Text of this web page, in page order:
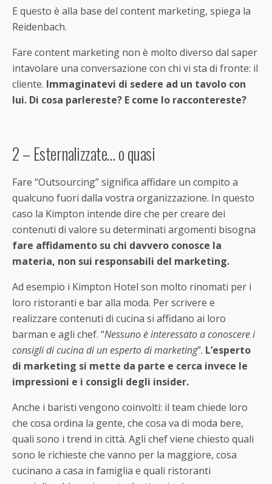
E questo è alla base del content marketing, spiega la
Reidenbach.
Fare content marketing non è molto diverso dal saper
intavolare una conversazione con chi vi sta di fronte: il
cliente. Immaginatevi di sedere ad un tavolo con
lui. Di cosa parlereste? E come lo raccontereste?
2 – Esternalizzate… o quasi
Fare “Outsourcing” significa affidare un compito a
qualcuno fuori dalla vostra organizzazione. In questo
caso la Kimpton intende dire che per creare dei
contenuti di valore su determinati argomenti bisogna
fare affidamento su chi davvero conosce la
materia, non sui responsabili del marketing.
Ad esempio i Kimpton Hotel son molto rinomati per i
loro ristoranti e bar alla moda. Per scrivere e
realizzare contenuti di cucina si affidano ai loro
barman e agli chef. “Nessuno è interessato a conoscere i
consigli di cucina di un esperto di marketing”. L’esperto
di marketing si mette da parte e cerca invece le
impressioni e i consigli degli insider.
Anche i baristi vengono coinvolti: il team chiede loro
che cosa ordina la gente, che cosa va di moda bere,
quali sono i trend in città. Agli chef viene chiesto quali
sono le richieste che vanno per la maggiore, cosa
cucinano a casa in famiglia e quali ristoranti